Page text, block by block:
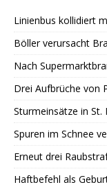
Linienbus kollidiert
Böller verursacht
Nach
Drei Aufbrüche von
Sturmeinsätze in St.
Spuren im Schnee
Erneut drei
Haftbefehl als